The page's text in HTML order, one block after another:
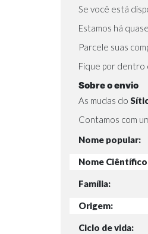
Se você está
Estamos há
Parcele suas
Fique por dentro
Sobre o envio
As mudas do
Contamos com
Nome popular:
Nome
Família:
Origem:
Ciclo de vida: